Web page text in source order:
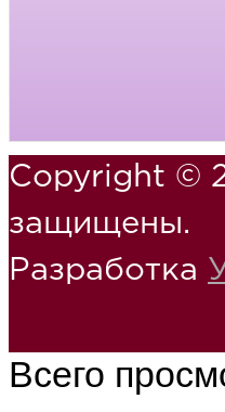
Copyright ©
защищены.
Разработка
Всего